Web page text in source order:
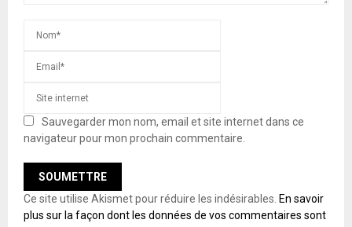
Sauvegarder mon nom, email et site internet dans ce
navigateur pour mon prochain commentaire.
Ce site utilise Akismet pour réduire les indésirables. En savoir
plus sur la façon dont les données de vos commentaires sont